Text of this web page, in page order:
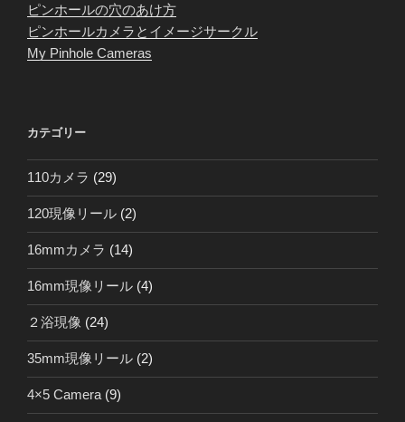
ピンホールの穴のあけ方
ピンホールカメラとイメージサークル
My Pinhole Cameras
カテゴリー
110カメラ (29)
120現像リール (2)
16mmカメラ (14)
16mm現像リール (4)
２浴現像 (24)
35mm現像リール (2)
4×5 Camera (9)